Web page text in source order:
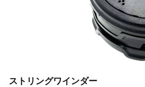
ストリングワインダー